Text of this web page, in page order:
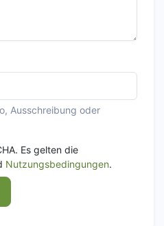
Ausschreibung oder
Es gelten die
Nutzungsbedingungen.